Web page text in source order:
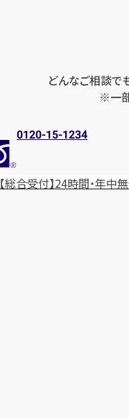
どんなご相談で
※一
0120-15-1234
【総合受付】24時間・年中